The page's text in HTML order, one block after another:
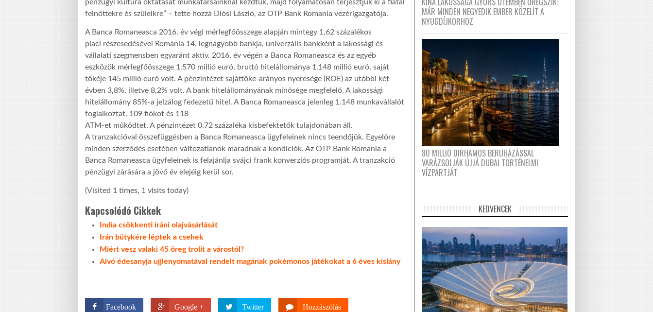
pénzügyi kultúra oktatását munkatársainknál kezdtük, majd folyamatosan terjesztjük ki a fiatal
felnőttekre és szüleikre” – tette hozzá Diósi László, az OTP Bank Romania vezérigazgatója.
A Banca Romaneasca 2016. év végi mérlegfőösszege alapján mintegy 1,62 százalékos
piaci részesedésével Románia 14. legnagyobb bankja, univerzális bankként a lakossági és
vállalati szegmensben egyaránt aktív. 2016. év végén a Banca Romaneasca és az egyéb
eszközök mérlegfőösszege 1.570 millió euró, bruttó hitelállománya 1.148 millió euró, saját
tőkéje 145 millió euró volt. A pénzintézet sajáttőke-arányos nyeresége (ROE) az utóbbi két
évben 3,8%, illetve 8,2% volt. A bank hitelállományának minősége megfelelő. A lakossági
hitelállomány 85%-a jelzálog fedezetű hitel. A Banca Romaneasca jelenleg 1.148 munkavállalót
foglalkoztat, 109 fiókot és 118
ATM-et működtet. A pénzintézet 0,72 százaléka kisbefektetők tulajdonában áll.
A tranzakcióval összefüggésben a Banca Romaneasca ügyfeleinek nincs teendőjük. Egyelőre
minden szerződés esetében változatlanok maradnak a kondíciók. Az OTP Bank Romania a
Banca Romaneasca ügyfeleinek is felajánlja svájci frank konverziós programját. A tranzakció
pénzügyi zárására a jövő év elejéig kerül sor.
(Visited 1 times, 1 visits today)
Kapcsolódó Cikkek
India csökkenti iráni olajvásárlását
Irán bütykére léptek a csehek
Miért vesz valaki 45 öreg trolit a várostól?
Alvó édesanyja ujjlenyomatával rendelt magának pokémonos játékokat a 6 éves kislány
Facebook Google + Twitter Hozzászólás
MÁR MINDEN NEGYEDIK EMBER KÖZELÍT A
NYUGDÍJKORHOZ
80 MILLIÓ DIRHAMOS BERUHÁZÁSSAL
VARÁZSOLJÁK ÚJJÁ DUBAI TÖRTÉNELMI
VÍZPARTJÁT
KEDVENCEK